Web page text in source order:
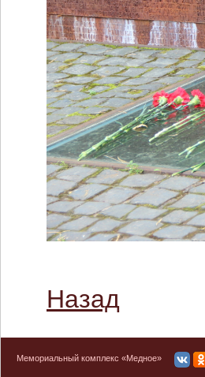
Назад
Мемориальный комплекс «Медное»